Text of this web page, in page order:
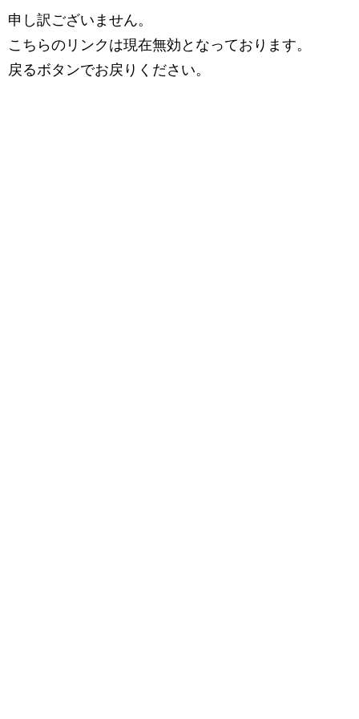
申し訳ございません。
こちらのリンクは現在無効となっております。
戻るボタンでお戻りください。